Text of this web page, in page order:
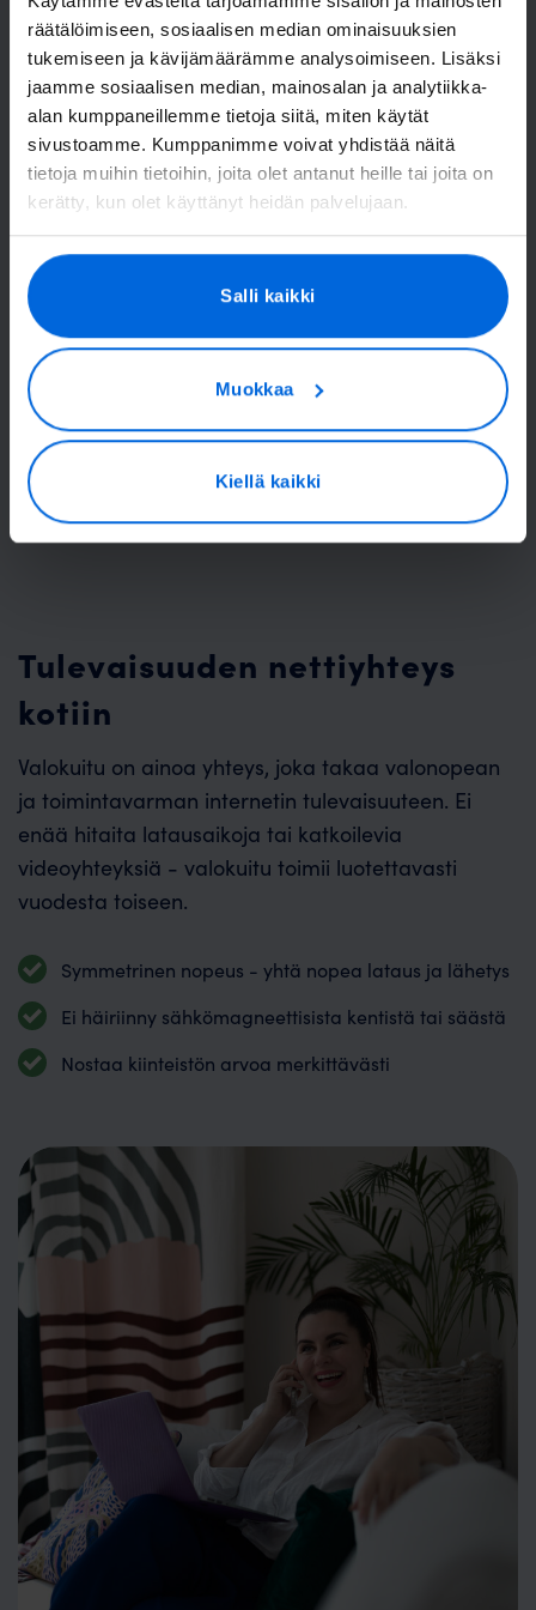
räätälöimiseen, sosiaalisen median ominaisuuksien
tukemiseen ja kävijämäärämme analysoimiseen. Lisäksi
jaamme sosiaalisen median, mainosalan ja analytiikka-
alan kumppaneillemme tietoja siitä, miten käytät
sivustoamme. Kumppanimme voivat yhdistää näitä
tietoja muihin tietoihin, joita olet antanut heille tai joita on
kerätty, kun olet käyttänyt heidän palvelujaan.
Salli kaikki
Muokkaa
Kiellä kaikki
Tulevaisuuden nettiyhteys
kotiin
Valokuitu on ainoa yhteys, joka takaa valonopean
ja toimintavarman internetin tulevaisuuteen. Ei
enää hitaita latausaikoja tai katkoilevia
videoyhteyksiä - valokuitu toimii luotettavasti
vuodesta toiseen.
Symmetrinen nopeus - yhtä nopea lataus ja lähetys
Ei häiriinny sähkömagneettisista kentistä tai säästä
Nostaa kiinteistön arvoa merkittävästi